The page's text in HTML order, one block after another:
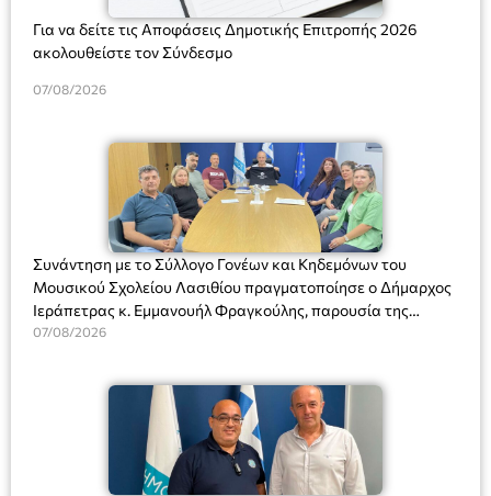
Για να δείτε τις Αποφάσεις Δημοτικής Επιτροπής 2026
ακολουθείστε τον Σύνδεσμο
07/08/2026
Συνάντηση με το Σύλλογο Γονέων και Κηδεμόνων του
Μουσικού Σχολείου Λασιθίου πραγματοποίησε ο Δήμαρχος
Ιεράπετρας κ. Εμμανουήλ Φραγκούλης, παρουσία της
Διευθύντριας του σχολείου κας Μαριάννας Χαΐτα.
07/08/2026